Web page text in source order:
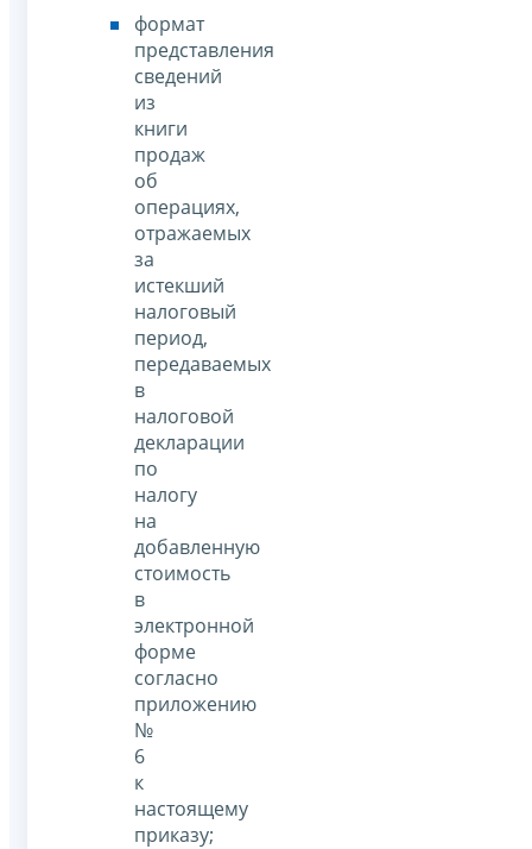
формат
представления
сведений
из
книги
продаж
об
операциях,
отражаемых
за
истекший
налоговый
период,
передаваемых
в
налоговой
декларации
по
налогу
на
добавленную
стоимость
в
электронной
форме
согласно
приложению
№
6
к
настоящему
приказу;